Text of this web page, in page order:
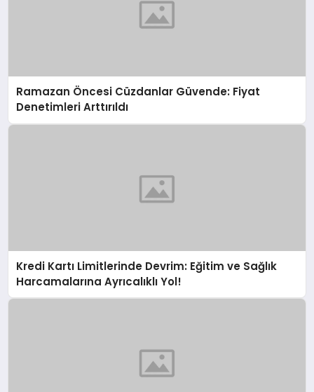
Ramazan Öncesi Cüzdanlar Güvende: Fiyat
Denetimleri Arttırıldı
Kredi Kartı Limitlerinde Devrim: Eğitim ve Sağlık
Harcamalarına Ayrıcalıklı Yol!